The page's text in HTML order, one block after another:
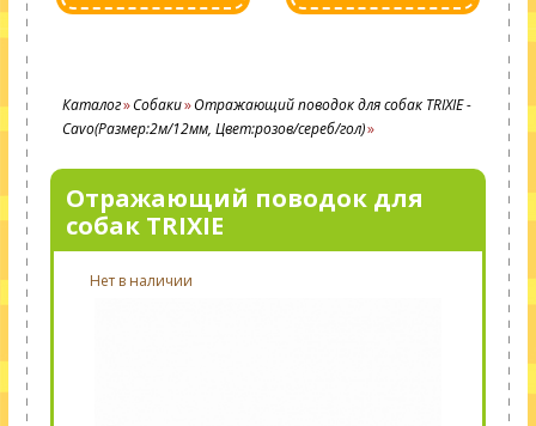
Каталог Собаки Отражающий поводок для собак TRIXIE -
Cavo(Размер:2м/12мм, Цвет:розов/сереб/гол)
Отражающий поводок для
собак TRIXIE
Нет в наличии